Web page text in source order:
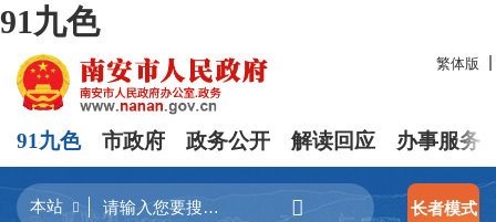
91九色
繁体版
91九色 市政府 政务公开 解读回应 办事服务
长者模式